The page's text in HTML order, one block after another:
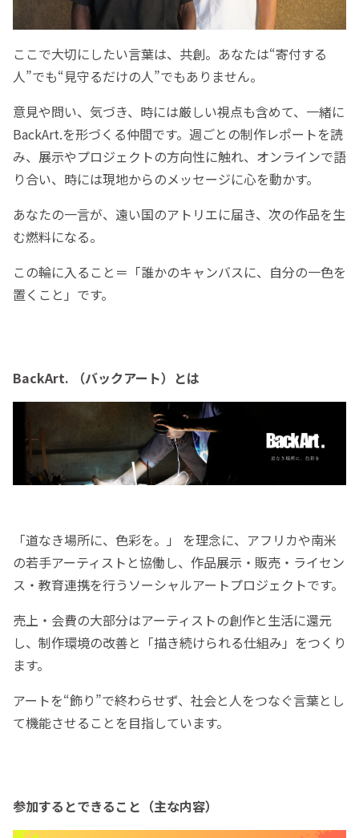
ここで大切にしたい言葉は、共創。あなたは“寄付する
人”でも“見守るだけの人”でもありません。
意見や問い、気づき、時には厳しい視点も含めて、一緒に
BackArt.を形づくる仲間です。週ごとの制作レポートを読
み、展示やプロジェクトの方向性に触れ、オンラインで語
り合い、時には現地からのメッセージに心を動かす。
あなたの一言が、遠い国のアトリエに届き、次の作品を生
む燃料になる。
この輪に入ること＝「誰かのキャンバスに、自分の一色を
置くこと」です。
BackArt. （バックアート）とは
「道なき場所に、色彩を。」 を理念に、アフリカや南米
の若手アーティストと協働し、作品展示・販売・ライセン
ス・教育連携を行うソーシャルアートプロジェクトです。
売上・会費の大部分はアーティストの創作と生活に還元
し、制作環境の改善と「描き続けられる仕組み」をつくり
ます。
アートを“飾り”で終わらせず、社会と人をつなぐ言葉とし
て機能させることを目指しています。
参加するとできること（主な内容）